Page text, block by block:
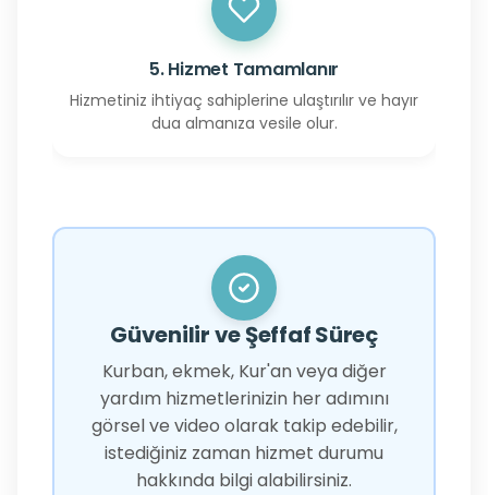
5. Hizmet Tamamlanır
Hizmetiniz ihtiyaç sahiplerine ulaştırılır ve hayır
dua almanıza vesile olur.
Güvenilir ve Şeffaf Süreç
Kurban, ekmek, Kur'an veya diğer
yardım hizmetlerinizin her adımını
görsel ve video olarak takip edebilir,
istediğiniz zaman hizmet durumu
hakkında bilgi alabilirsiniz.